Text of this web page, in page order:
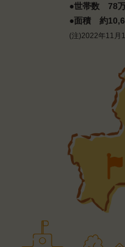
●世帯数 78
●面積 約
(注)2022年11月